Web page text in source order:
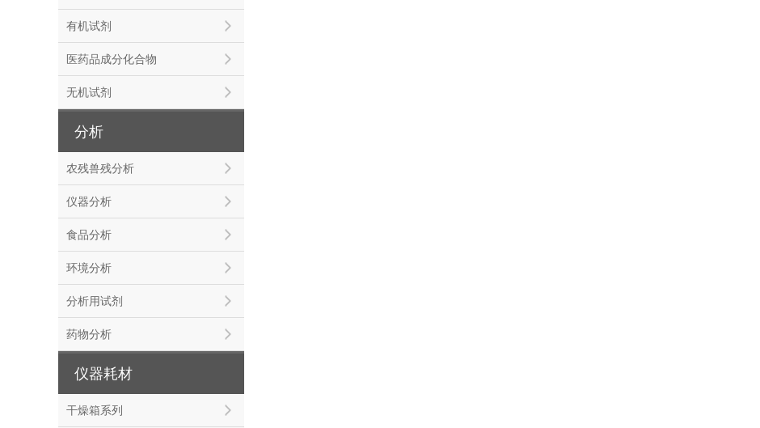
有机试剂
医药品成分化合物
无机试剂
分析
农残兽残分析
仪器分析
食品分析
环境分析
分析用试剂
药物分析
仪器耗材
干燥箱系列